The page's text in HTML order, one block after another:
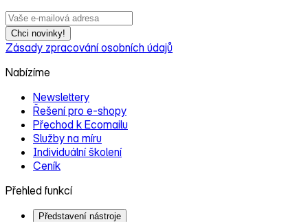
Chci novinky!
Zásady zpracování osobních údajů
Nabízíme
Newslettery
Řešení pro e‑shopy
Přechod k Ecomailu
Služby na míru
Individuální školení
Ceník
Přehled funkcí
Představení nástroje